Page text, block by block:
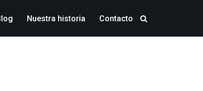
Nuestra historia Contacto